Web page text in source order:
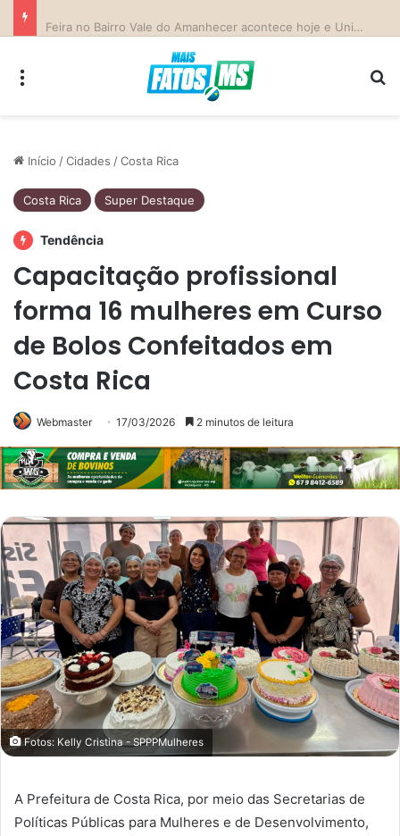
Início /Cidades /Costa Rica
Costa Rica Super Destaque
Tendência
Capacitação profissional
forma 16 mulheres em Curso
de Bolos Confeitados em
Costa Rica
Webmaster 17/03/2026 2 minutos de leitura
Fotos: Kelly Cristina - SPPPMulheres
A Prefeitura de Costa Rica, por meio das Secretarias de
Políticas Públicas para Mulheres e de Desenvolvimento,